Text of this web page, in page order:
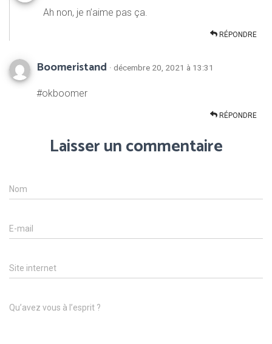
Ah non, je n’aime pas ça.
RÉPONDRE
Boomeristand · décembre 20, 2021 à 13:31
#okboomer
RÉPONDRE
Laisser un commentaire
Nom
E-mail
Site internet
Qu’avez vous à l’esprit ?